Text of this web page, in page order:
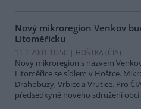
Nový mikroregion Venkov
Litoměřicku
11.1.2001 10:50 | HOŠTKA (ČIA)
Nový mikroregion s názvem
Litoměřice se sídlem v Hoštce.
Drahobuzy, Vrbice a Vrutice. Pro
předsedkyně nového sdružení